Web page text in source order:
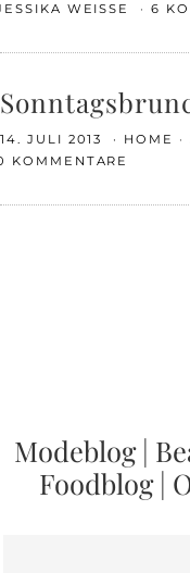
WEISSE
6
14. JULI 2013 HOME
KOMMENTARE
Modeblog|
Foodblog|